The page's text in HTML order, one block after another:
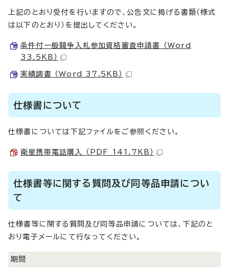
上記のとおり受付を行いますので、公告文に掲げる書類（様式
は以下のとおり）を提出してください。
条件付一般競争入札参加資格審査申請書 （Word
33.5KB）
実績調書 （Word 37.5KB）
仕様書について
仕様書については下記ファイルをご参照ください。
衛星携帯電話購入 （PDF 141.7KB）
仕様書等に関する質問及び同等品申請につい
て
仕様書等に関する質問及び同等品申請については、下記のと
おり電子メールにて行なってください。
期間